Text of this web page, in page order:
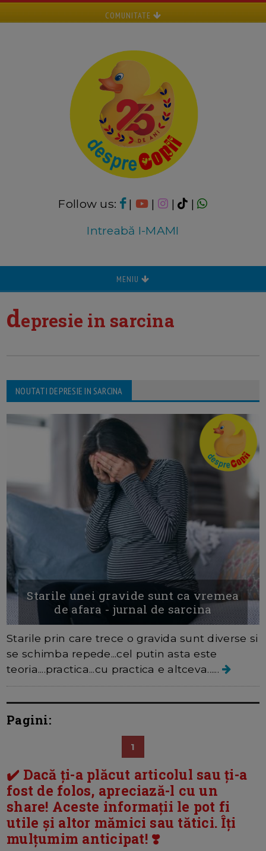
COMUNITATE
Follow us: | | |
|
Intreabă I-MAMI
MENIU
depresie in sarcina
NOUTATI DEPRESIE IN SARCINA
Starile unei gravide sunt ca vremea
de afara - jurnal de sarcina
Starile prin care trece o gravida sunt diverse si
se schimba repede...cel putin asta este
teoria....practica...cu practica e altceva......
Pagini:
1
✔️ Dacă ți-a plăcut articolul sau ți-a
fost de folos, apreciază-l cu un
share! Aceste informații le pot fi
utile și altor mămici sau tătici. Îți
mulțumim anticipat! ❣️